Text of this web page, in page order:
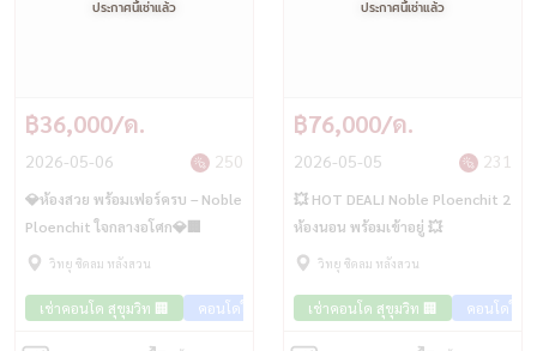
ประกาศนี้เช่าแล้ว
฿36,000/ด.
2026-05-06 250
💎ห้องสวย พร้อมเฟอร์ครบ – Noble
Ploenchit ใจกลางอโศก💎🏢
วิทยุ ชิดลม หลังสวน
เช่าคอนโด สุขุมวิท 🏢 คอนโดใกล้รถไฟฟ้า🚈
ประกาศนี้เช่าแล้ว
฿76,000/ด.
2026-05-05 231
💥 HOT DEAL! Noble Ploenchit 2
ห้องนอน พร้อมเข้าอยู่ 💥
วิทยุ ชิดลม หลังสวน
เช่าคอนโด สุขุมวิท 🏢 คอนโดใก